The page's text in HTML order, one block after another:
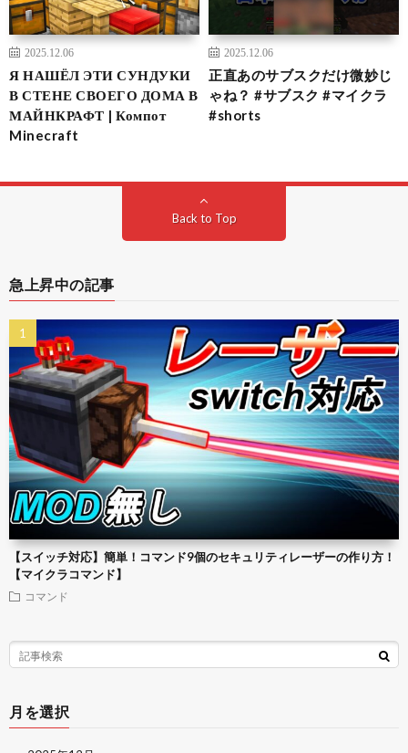
2025.12.06
Я НАШЁЛ ЭТИ СУНДУКИ
В СТЕНЕ СВОЕГО ДОМА В
МАЙНКРАФТ | Компот
Minecraft
2025.12.06
正直あのサブスクだけ微妙じ
ゃね？ #サブスク #マイクラ
#shorts
Back to Top
急上昇中の記事
【スイッチ対応】簡単！コマンド9個のセキュリティレーザーの作り方！
【マイクラコマンド】
コマンド
月を選択